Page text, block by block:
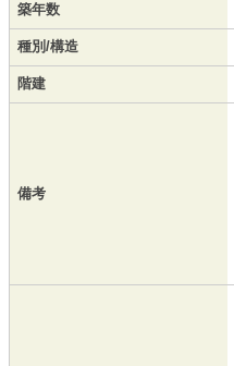
築年数
種別/構造
階建
備考